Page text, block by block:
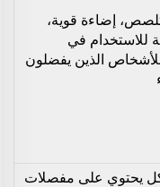
إضاءة قوية،
للاستخدام في
الذين يفضلون
يحتوي على مفصلات